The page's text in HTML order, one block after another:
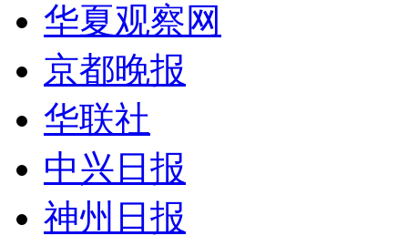
华夏观察网
京都晚报
华联社
中兴日报
神州日报